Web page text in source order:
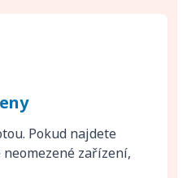
Pokud najdete
zařízení,